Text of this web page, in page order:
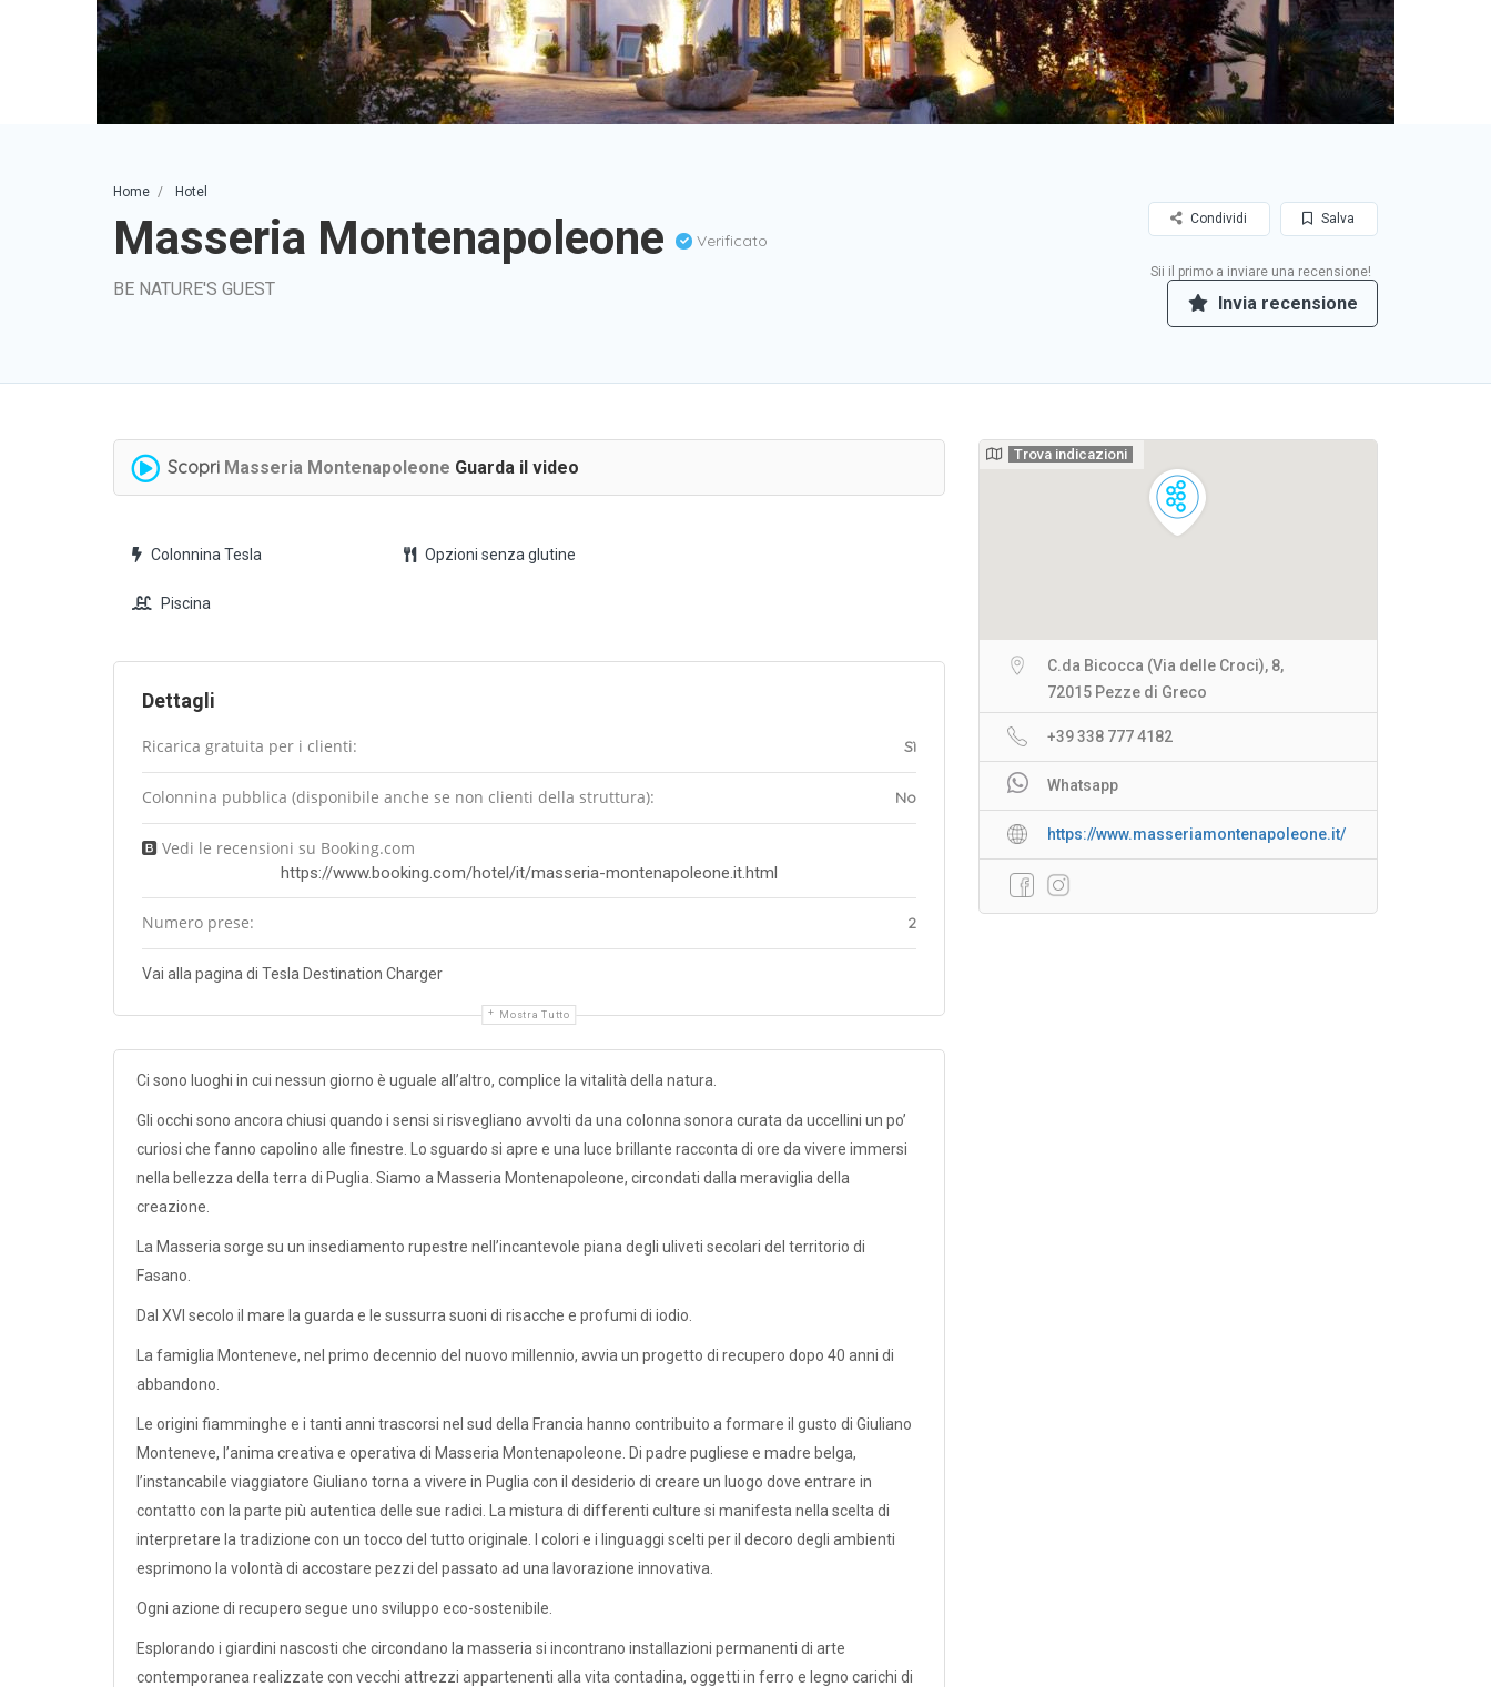
Home Hotel
Masseria Montenapoleone Verificato
BE NATURE'S GUEST
Salva
Condividi
Sii il primo a inviare una recensione!
Invia recensione
Scopri Masseria Montenapoleone Guarda il video
Colonnina Tesla Opzioni senza glutine
Piscina
Dettagli
Ricarica gratuita per i clienti: Sì
Colonnina pubblica (disponibile anche se non clienti della struttura): No
Vedi le recensioni su Booking.com
https://www.booking.com/hotel/it/masseria-montenapoleone.it.html
Numero prese: 2
Vai alla pagina di Tesla Destination Charger
Mostra Tutto
Ci sono luoghi in cui nessun giorno è uguale all’altro, complice la vitalità della natura.
Gli occhi sono ancora chiusi quando i sensi si risvegliano avvolti da una colonna sonora curata da uccellini un po’
curiosi che fanno capolino alle finestre. Lo sguardo si apre e una luce brillante racconta di ore da vivere immersi
nella bellezza della terra di Puglia. Siamo a Masseria Montenapoleone, circondati dalla meraviglia della
creazione.
La Masseria sorge su un insediamento rupestre nell’incantevole piana degli uliveti secolari del territorio di
Fasano.
Dal XVI secolo il mare la guarda e le sussurra suoni di risacche e profumi di iodio.
La famiglia Monteneve, nel primo decennio del nuovo millennio, avvia un progetto di recupero dopo 40 anni di
abbandono.
Le origini fiamminghe e i tanti anni trascorsi nel sud della Francia hanno contribuito a formare il gusto di Giuliano
Monteneve, l’anima creativa e operativa di Masseria Montenapoleone. Di padre pugliese e madre belga,
l’instancabile viaggiatore Giuliano torna a vivere in Puglia con il desiderio di creare un luogo dove entrare in
contatto con la parte più autentica delle sue radici. La mistura di differenti culture si manifesta nella scelta di
interpretare la tradizione con un tocco del tutto originale. I colori e i linguaggi scelti per il decoro degli ambienti
esprimono la volontà di accostare pezzi del passato ad una lavorazione innovativa.
Ogni azione di recupero segue uno sviluppo eco-sostenibile.
Esplorando i giardini nascosti che circondano la masseria si incontrano installazioni permanenti di arte
contemporanea realizzate con vecchi attrezzi appartenenti alla vita contadina, oggetti in ferro e legno carichi di
Trova indicazioni
C.da Bicocca (Via delle Croci), 8,
72015 Pezze di Greco
+39 338 777 4182
Whatsapp
https://www.masseriamontenapoleone.it/